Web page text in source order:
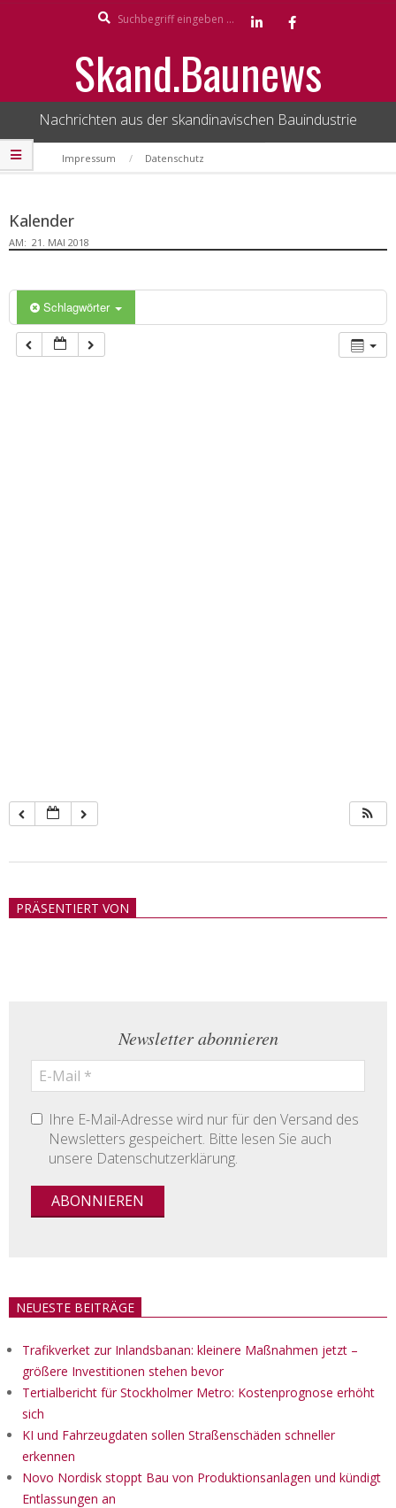
Skand.Baunews
Nachrichten aus der skandinavischen Bauindustrie
Secondary
Navigation
Impressum Datenschutz
Kalender
AM: 21. MAI 2018
Schlagwörter
21
PRÄSENTIERT VON
Newsletter abonnieren
Ihre E-Mail-Adresse wird nur für den Versand des
Newsletters gespeichert. Bitte lesen Sie auch
unsere Datenschutzerklärung.
NEUESTE BEITRÄGE
Trafikverket zur Inlandsbanan: kleinere Maßnahmen jetzt –
größere Investitionen stehen bevor
Tertialbericht für Stockholmer Metro: Kostenprognose erhöht
sich
KI und Fahrzeugdaten sollen Straßenschäden schneller
erkennen
Novo Nordisk stoppt Bau von Produktionsanlagen und kündigt
Entlassungen an